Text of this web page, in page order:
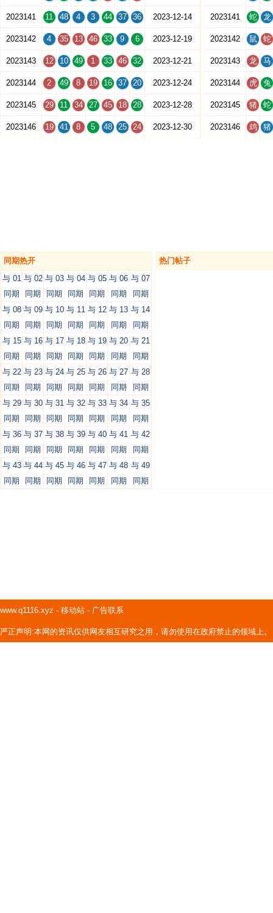
2023141 11 48 4 3 44 37 36 2023-12-14
2023142 4 35 13 46 33 9 6 2023-12-19
2023143 12 10 49 1 33 46 32 2023-12-21
2023144 2 49 8 19 16 37 20 2023-12-24
2023145 29 11 34 27 45 18 28 2023-12-28
2023146 19 41 8 5 48 25 24 2023-12-30
2023141 蛇 龙
2023142 鼠 蛇
2023143 龙 马
2023144 虎 兔
2023145 猪 蛇
2023146 鸡 猪
同期热开
与 01
同期
与 02
同期
与 03
同期
与 04
同期
与 05
同期
与 06
同期
与 07
同期
与 08
同期
与 09
同期
与 10
同期
与 11
同期
与 12
同期
与 13
同期
与 14
同期
与 15
同期
与 16
同期
与 17
同期
与 18
同期
与 19
同期
与 20
同期
与 21
同期
与 22
同期
与 23
同期
与 24
同期
与 25
同期
与 26
同期
与 27
同期
与 28
同期
与 29
同期
与 30
同期
与 31
同期
与 32
同期
与 33
同期
与 34
同期
与 35
同期
与 36
同期
与 37
同期
与 38
同期
与 39
同期
与 40
同期
与 41
同期
与 42
同期
与 43
同期
与 44
同期
与 45
同期
与 46
同期
与 47
同期
与 48
同期
与 49
同期
热门帖子
www.q1116.xyz - 移动站 - 广告联系
严正声明:本网的资讯仅供网友相互研究之用，请勿使用在政府禁止的领域上。